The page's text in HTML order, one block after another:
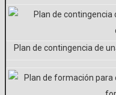
Plan de contingencia de